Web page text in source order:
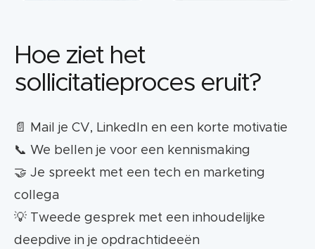
Hoe ziet het
sollicitatieproces eruit?
📄 Mail je CV, LinkedIn en een korte motivatie
📞 We bellen je voor een kennismaking
🤝 Je spreekt met een tech en marketing
collega
💡 Tweede gesprek met een inhoudelijke
deepdive in je opdrachtideeën